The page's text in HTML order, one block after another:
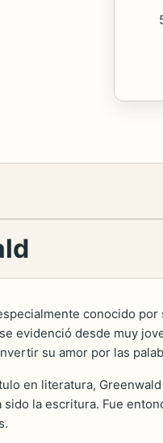
conocido
evidenció desde muy
su amor por las
en literatura,
la escritura. Fue